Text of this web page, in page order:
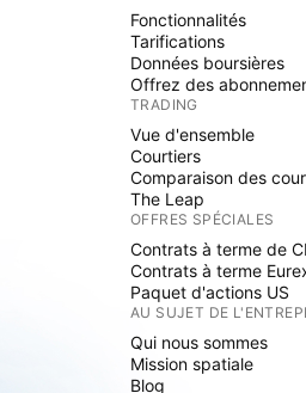
Fonctionnalités
Tarifications
Données boursières
Offrez des
TRADING
Vue d'ensemble
Courtiers
Comparaison des
The Leap
OFFRES SPÉCIALES
Contrats à terme de
Contrats à terme
Paquet d'actions US
AU SUJET DE
Qui nous sommes
Mission spatiale
Blog